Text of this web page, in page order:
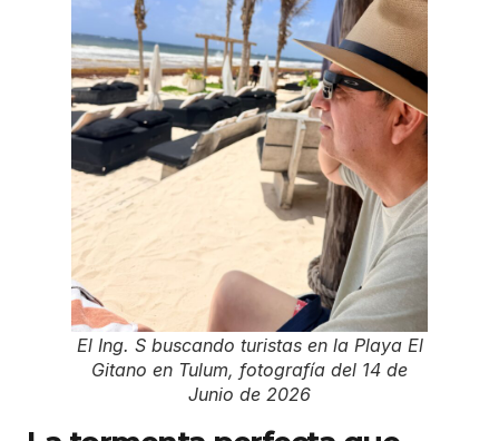
El Ing. S buscando turistas en la Playa El
Gitano en Tulum, fotografía del 14 de
Junio de 2026